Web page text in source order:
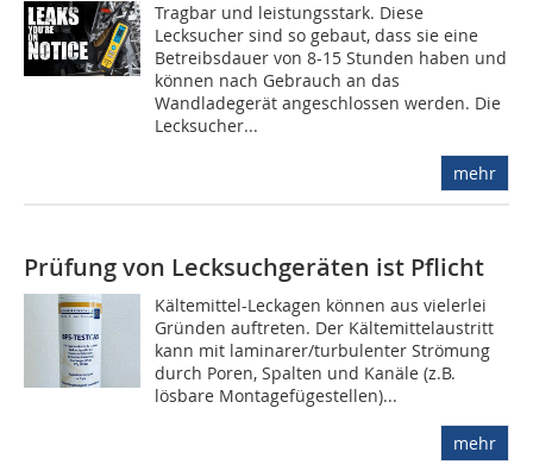
Tragbar und leistungsstark. Diese
Lecksucher sind so gebaut, dass sie eine
Betreibsdauer von 8-15 Stunden haben und
können nach Gebrauch an das
Wandladegerät angeschlossen werden. Die
Lecksucher...
mehr
Prüfung von Lecksuchgeräten ist Pflicht
Kältemittel-Leckagen können aus vielerlei
Gründen auftreten. Der Kältemittelaustritt
kann mit laminarer/turbulenter Strömung
durch Poren, Spalten und Kanäle (z.B.
lösbare Montagefügestellen)...
mehr